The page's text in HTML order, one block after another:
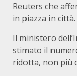
Reuters che
in piazza in città.
Il ministero
stimato il
ridotta, non più